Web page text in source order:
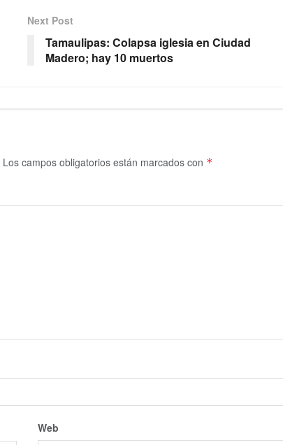
Next Post
Tamaulipas: Colapsa iglesia en Ciudad
Madero; hay 10 muertos
Los campos obligatorios están marcados con *
Web